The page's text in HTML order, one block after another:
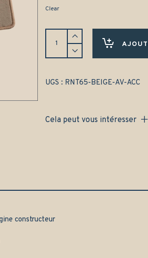
Clear
Tapis
avant
portes
Gamme
UGS : RNT65-BEIGE-AV-ACC
Cela peut vous intéresser
constructeur